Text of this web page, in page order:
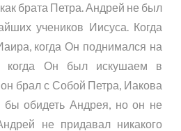
брата Петра. Андрей не был
учеников Иисуса. Когда
когда Он поднимался на
когда Он был искушаем в
брал с Собой Петра, Иакова
обидеть Андрея, но он не
не придавал никакого